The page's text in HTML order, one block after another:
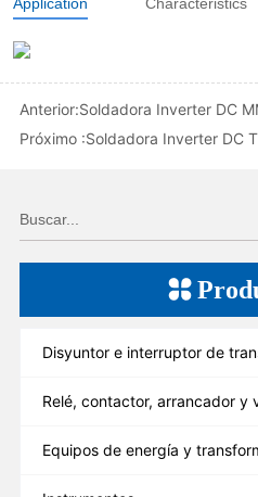
Anterior:Soldadora Inverter DC
Próximo :Soldadora Inverter DC
Disyuntor e interruptor de
Relé, contactor, arrancador y
Equipos de energía y